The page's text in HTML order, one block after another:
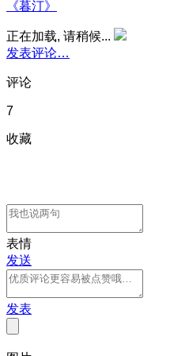
《暮汀》
正在加载, 请稍候...
发表评论…
评论
7
收藏
表情
发送
发表